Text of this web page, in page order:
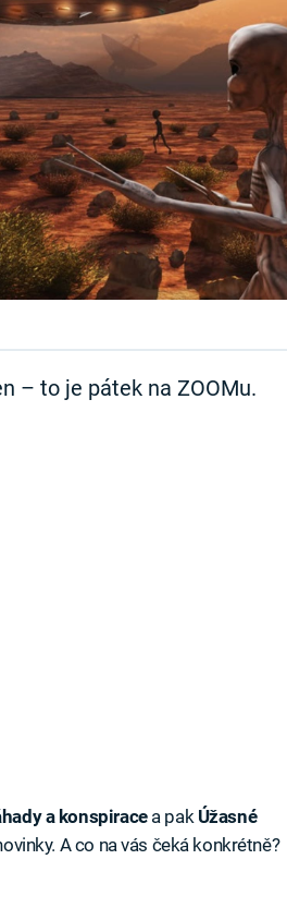
– to je pátek na ZOOMu.
a konspiracea pak Úžasné
A co na vás čeká konkrétně?